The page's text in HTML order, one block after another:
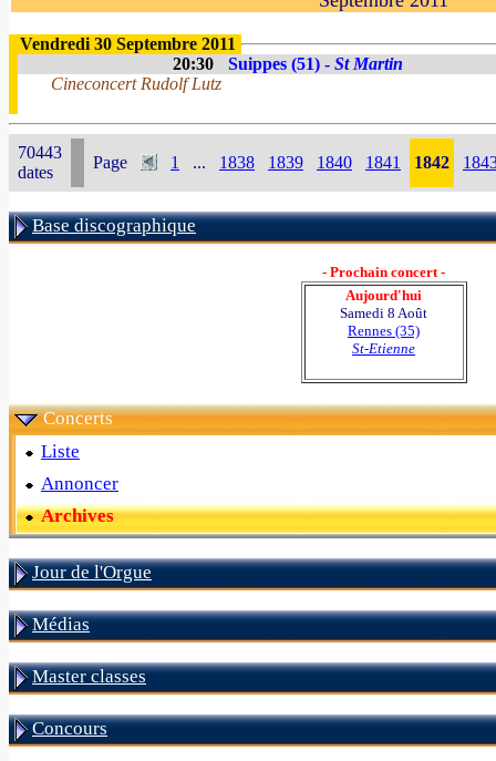
Vendredi 30 Septembre 2011
20:30
Suippes (51) - St Martin
Cineconcert Rudolf Lutz
70443
dates
Page 1 ... 1838 1839 1840 1841 1842
Base discographique
- Prochain concert -
Aujourd'hui
Samedi 8 Août
Rennes (35)
St-Etienne
Concerts
Liste
Annoncer
Archives
Jour de l'Orgue
Médias
Master classes
Concours